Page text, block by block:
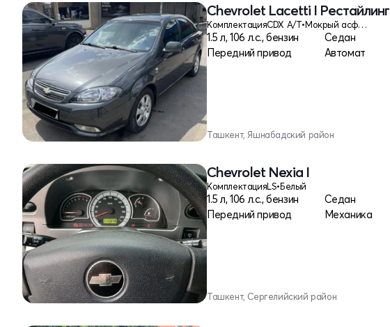
Chevrolet Lacetti I Рестайлинг
КомплектацияCDX A/T• Мокрый асфальт
1.5 л, 106 л.с., бензин
Седан
Передний привод
Автомат
Ташкент, Яшнабадский район
Chevrolet Nexia I
КомплектацияLS•Белый
1.5 л, 106 л.с., бензин
Седан
Передний привод
Механика
Ташкент, Сергелийский район